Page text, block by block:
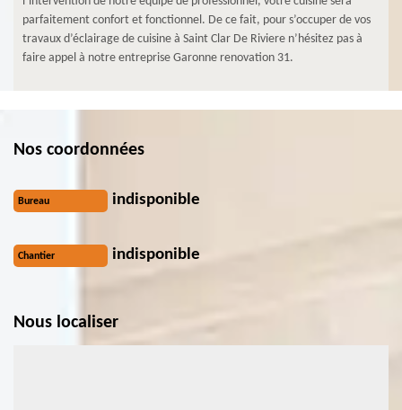
parfaitement confort et fonctionnel. De ce fait, pour s’occuper de vos
travaux d’éclairage de cuisine à Saint Clar De Riviere n’hésitez pas à
faire appel à notre entreprise Garonne renovation 31.
Nos coordonnées
Bureau indisponible
Chantier indisponible
Nous localiser